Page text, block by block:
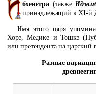
бхенетра (также
принадлежащий к XI-й
Имя этого царя
Хоре, Медике и Тошке
или претендента на
Разные